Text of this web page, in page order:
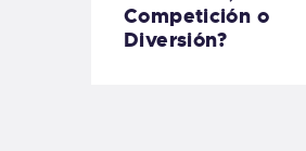
Competición o
Diversión?